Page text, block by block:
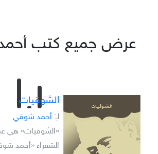
عرض جميع كتب
الشوقيات
لـِ: أحمد شوقي
‏‏«الشوقيات» هي
الشعراء «أحمد